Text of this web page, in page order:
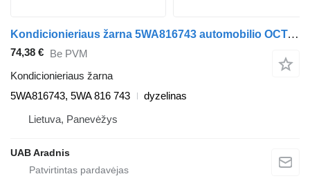
Kondicionieriaus žarna 5WA816743 automobilio OCTAVIA IV Combi (NX5)
74,38 € Be PVM
Kondicionieriaus žarna
5WA816743, 5WA 816 743
dyzelinas
Lietuva, Panevėžys
UAB Aradnis